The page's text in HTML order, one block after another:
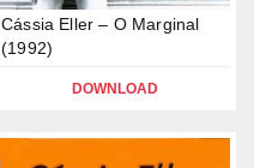
Cássia Eller – O Marginal
(1992)
DOWNLOAD